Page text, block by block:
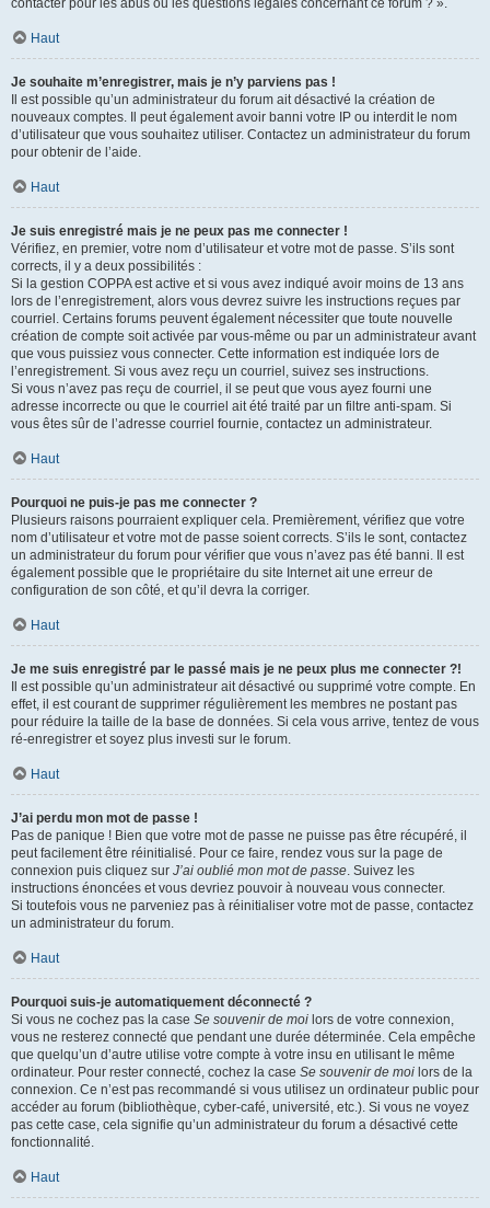
contacter pour les abus ou les questions légales concernant ce forum ? ».
Haut
Je souhaite m’enregistrer, mais je n’y parviens pas !
Il est possible qu’un administrateur du forum ait désactivé la création de
nouveaux comptes. Il peut également avoir banni votre IP ou interdit le nom
d’utilisateur que vous souhaitez utiliser. Contactez un administrateur du forum
pour obtenir de l’aide.
Haut
Je suis enregistré mais je ne peux pas me connecter !
Vérifiez, en premier, votre nom d’utilisateur et votre mot de passe. S’ils sont
corrects, il y a deux possibilités :
Si la gestion COPPA est active et si vous avez indiqué avoir moins de 13 ans
lors de l’enregistrement, alors vous devrez suivre les instructions reçues par
courriel. Certains forums peuvent également nécessiter que toute nouvelle
création de compte soit activée par vous-même ou par un administrateur avant
que vous puissiez vous connecter. Cette information est indiquée lors de
l’enregistrement. Si vous avez reçu un courriel, suivez ses instructions.
Si vous n’avez pas reçu de courriel, il se peut que vous ayez fourni une
adresse incorrecte ou que le courriel ait été traité par un filtre anti-spam. Si
vous êtes sûr de l’adresse courriel fournie, contactez un administrateur.
Haut
Pourquoi ne puis-je pas me connecter ?
Plusieurs raisons pourraient expliquer cela. Premièrement, vérifiez que votre
nom d’utilisateur et votre mot de passe soient corrects. S’ils le sont, contactez
un administrateur du forum pour vérifier que vous n’avez pas été banni. Il est
également possible que le propriétaire du site Internet ait une erreur de
configuration de son côté, et qu’il devra la corriger.
Haut
Je me suis enregistré par le passé mais je ne peux plus me connecter ?!
Il est possible qu’un administrateur ait désactivé ou supprimé votre compte. En
effet, il est courant de supprimer régulièrement les membres ne postant pas
pour réduire la taille de la base de données. Si cela vous arrive, tentez de vous
ré-enregistrer et soyez plus investi sur le forum.
Haut
J’ai perdu mon mot de passe !
Pas de panique ! Bien que votre mot de passe ne puisse pas être récupéré, il
peut facilement être réinitialisé. Pour ce faire, rendez vous sur la page de
connexion puis cliquez sur J’ai oublié mon mot de passe. Suivez les
instructions énoncées et vous devriez pouvoir à nouveau vous connecter.
Si toutefois vous ne parveniez pas à réinitialiser votre mot de passe, contactez
un administrateur du forum.
Haut
Pourquoi suis-je automatiquement déconnecté ?
Si vous ne cochez pas la case Se souvenir de moi lors de votre connexion,
vous ne resterez connecté que pendant une durée déterminée. Cela empêche
que quelqu’un d’autre utilise votre compte à votre insu en utilisant le même
ordinateur. Pour rester connecté, cochez la case Se souvenir de moi lors de la
connexion. Ce n’est pas recommandé si vous utilisez un ordinateur public pour
accéder au forum (bibliothèque, cyber-café, université, etc.). Si vous ne voyez
pas cette case, cela signifie qu’un administrateur du forum a désactivé cette
fonctionnalité.
Haut